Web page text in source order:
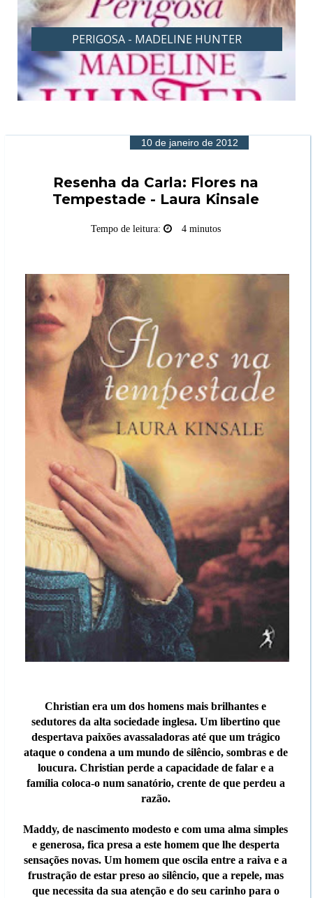
PERIGOSA - MADELINE HUNTER
10 de janeiro de 2012
Resenha da Carla: Flores na
Tempestade - Laura Kinsale
Tempo de leitura: 4 minutos
Christian era um dos homens mais brilhantes e
sedutores da alta sociedade inglesa. Um libertino que
despertava paixões avassaladoras até que um trágico
ataque o condena a um mundo de silêncio, sombras e de
loucura. Christian perde a capacidade de falar e a
família coloca-o num sanatório, crente de que perdeu a
razão.
Maddy, de nascimento modesto e com uma alma simples
e generosa, fica presa a este homem que lhe desperta
sensações novas. Um homem que oscila entre a raiva e a
frustração de estar preso ao silêncio, que a repele, mas
que necessita da sua atenção e do seu carinho para o